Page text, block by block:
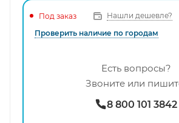
Под заказ
Нашли дешевле?
Проверить наличие по городам
Есть вопросы?
Звоните или
8 800 101 3842